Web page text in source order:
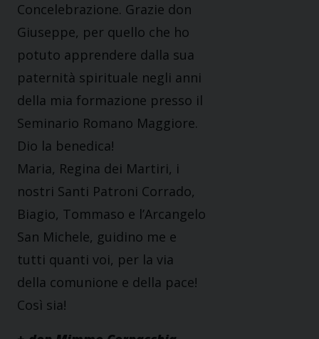
Concelebrazione. Grazie don
Giuseppe, per quello che ho
potuto apprendere dalla sua
paternità spirituale negli anni
della mia formazione presso il
Seminario Romano Maggiore.
Dio la benedica!
Maria, Regina dei Martiri, i
nostri Santi Patroni Corrado,
Biagio, Tommaso e l’Arcangelo
San Michele, guidino me e
tutti quanti voi, per la via
della comunione e della pace!
Così sia!